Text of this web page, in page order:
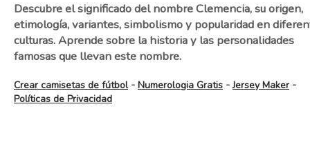
Descubre el significado del nombre Clemencia, su origen,
etimología, variantes, simbolismo y popularidad en
culturas. Aprende sobre la historia y las personalidades
famosas que llevan este nombre.
Crear camisetas de fútbol- Numerologia Gratis -Jersey Maker-
Políticas de Privacidad